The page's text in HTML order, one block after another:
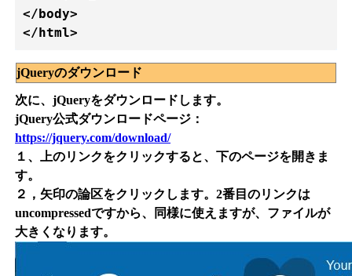
</body>
</html>
jQueryのダウンロード
次に、jQueryをダウンロードします。
jQuery公式ダウンロードページ：
https://jquery.com/download/
１、上のリンクをクリックすると、下のページを開きま
す。
２，矢印の論区をクリックします。2番目のリンクは
uncompressedですから、同様に使えますが、ファイルが
大きくなります。